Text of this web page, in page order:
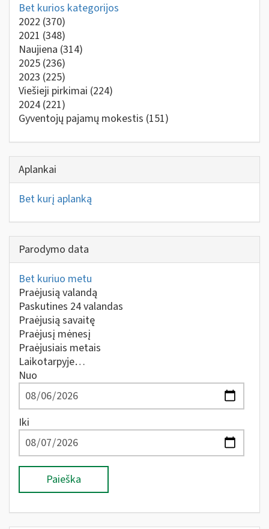
Bet kurios kategorijos
2022 (370)
2021 (348)
Naujiena (314)
2025 (236)
2023 (225)
Viešieji pirkimai (224)
2024 (221)
Gyventojų pajamų mokestis (151)
Aplankai
Bet kurį aplanką
Parodymo data
Bet kuriuo metu
Praėjusią valandą
Paskutines 24 valandas
Praėjusią savaitę
Praėjusį mėnesį
Praėjusiais metais
Laikotarpyje…
Nuo
Iki
Paieška